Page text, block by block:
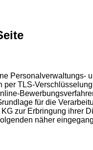
Personalverwaltungs-
TLS-
für die
zur Erbringung ihrer
näher